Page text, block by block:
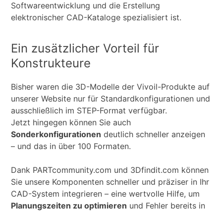
Softwareentwicklung und die Erstellung
elektronischer CAD-Kataloge spezialisiert ist.
Ein zusätzlicher Vorteil für
Konstrukteure
Bisher waren die 3D-Modelle der Vivoil-Produkte auf
unserer Website nur für Standardkonfigurationen und
ausschließlich im STEP-Format verfügbar.
Jetzt hingegen können Sie auch
Sonderkonfigurationen deutlich schneller anzeigen
– und das in über 100 Formaten.
Dank PARTcommunity.com und 3Dfindit.com können
Sie unsere Komponenten schneller und präziser in Ihr
CAD-System integrieren – eine wertvolle Hilfe, um
Planungszeiten zu optimieren und Fehler bereits in